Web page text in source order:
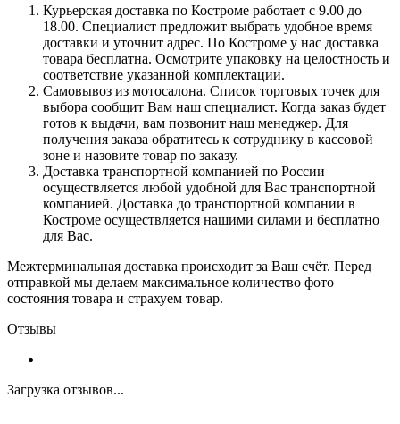
Курьерская доставка по Костроме работает с 9.00 до
18.00. Специалист предложит выбрать удобное время
доставки и уточнит адрес. По Костроме у нас доставка
товара бесплатна. Осмотрите упаковку на целостность и
соответствие указанной комплектации.
Самовывоз из мотосалона. Список торговых точек для
выбора сообщит Вам наш специалист. Когда заказ будет
готов к выдачи, вам позвонит наш менеджер. Для
получения заказа обратитесь к сотруднику в кассовой
зоне и назовите товар по заказу.
Доставка транспортной компанией по России
осуществляется любой удобной для Вас транспортной
компанией. Доставка до транспортной компании в
Костроме осуществляется нашими силами и бесплатно
для Вас.
Межтерминальная доставка происходит за Ваш счёт. Перед
отправкой мы делаем максимальное количество фото
состояния товара и страхуем товар.
Отзывы
Загрузка отзывов...